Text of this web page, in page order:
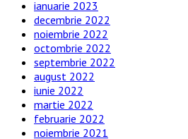
ianuarie 2023
decembrie 2022
noiembrie 2022
octombrie 2022
septembrie 2022
august 2022
iunie 2022
martie 2022
februarie 2022
noiembrie 2021